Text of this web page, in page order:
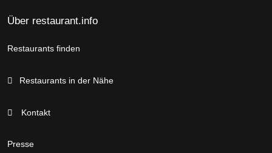
Über restaurant.info
Restaurants finden
Restaurants in der Nähe
Kontakt
Presse